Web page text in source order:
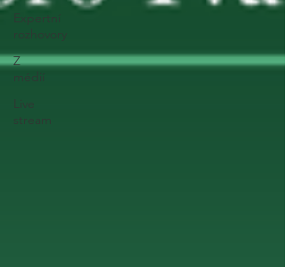
Expertní
rozhovory
Z
médií
Live
stream